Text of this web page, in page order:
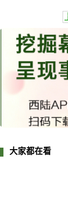
大家都在看